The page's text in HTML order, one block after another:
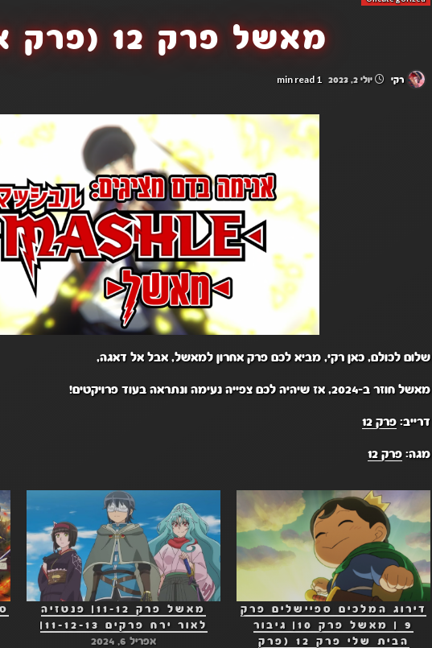
מאשל פרק 12 (פרק אחרון)
רקי יולי 2, 2023 1 min read
שלום לכולם, כאן רקי, מביא לכם פרק אחרון למאשל, אבל אל דאגה,
מאשל חוזר ב-2024, אז שיהיה לכם צפייה נעימה ונתראה בעוד פרויקטים!
דרייב: פרק 12
מגה: פרק 12
דירוג המלכים ספיישלים פרק
9 | מאשל פרק 10| גיבור
הבית שלי פרק 12 (פרק
מאשל פרק 11-12| פנטזיה
לאור ירח פרקים 11-12-13|
אפריל 6, 2024